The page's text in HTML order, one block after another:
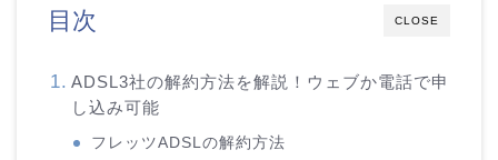
CLOSE
目次
ADSL3社の解約方法を解説！ウェブか電話で申
し込み可能
フレッツADSLの解約方法